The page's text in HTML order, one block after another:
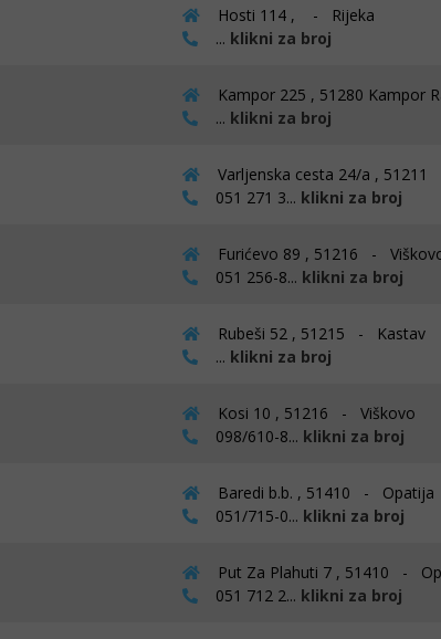
Hosti 114 , - Rijeka
... klikni za broj
Kampor 225 , 51280 Kampor
... klikni za broj
Varljenska cesta 24/a ,
051 271 3... klikni za broj
Furićevo 89 , 51216 -
051 256-8... klikni za broj
Rubeši 52 , 51215 - Kastav
... klikni za broj
Kosi 10 , 51216 - Viškovo
098/610-8... klikni za broj
Baredi b.b. , 51410 - Opatija
051/715-0... klikni za broj
Put Za Plahuti 7 , 51410 -
051 712 2... klikni za broj